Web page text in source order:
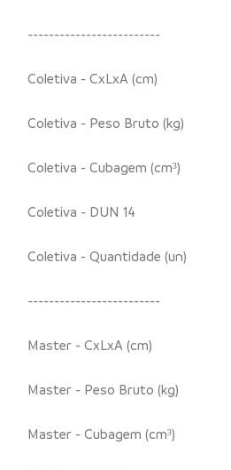
-------------------------
Coletiva - CxLxA (cm)
Coletiva - Peso Bruto (kg)
Coletiva - Cubagem (cm³)
Coletiva - DUN 14
Coletiva - Quantidade (un)
-------------------------
Master - CxLxA (cm)
Master - Peso Bruto (kg)
Master - Cubagem (cm³)